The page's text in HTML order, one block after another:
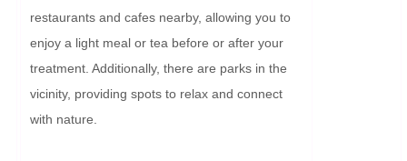
restaurants and cafes nearby, allowing you to
enjoy a light meal or tea before or after your
treatment. Additionally, there are parks in the
vicinity, providing spots to relax and connect
with nature.